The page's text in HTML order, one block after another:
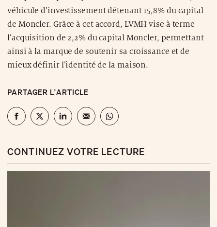
véhicule d’investissement détenant 15,8% du capital
de Moncler. Grâce à cet accord, LVMH vise à terme
l’acquisition de 2,2% du capital Moncler, permettant
ainsi à la marque de soutenir sa croissance et de
mieux définir l’identité de la maison.
PARTAGER L'ARTICLE
CONTINUEZ VOTRE LECTURE